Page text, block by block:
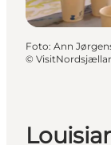
Foto: Ann
©